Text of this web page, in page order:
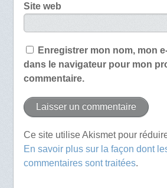
Site web
Enregistrer mon nom, mon
dans le navigateur pour mon
commentaire.
Ce site utilise Akismet pour
En savoir plus sur la façon dont
commentaires sont traitées.